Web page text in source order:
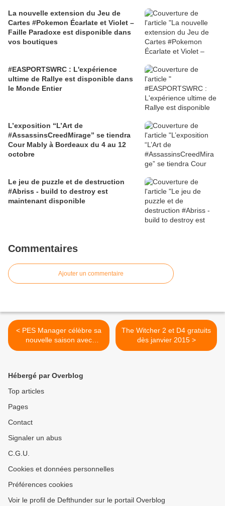
La nouvelle extension du Jeu de
Cartes #Pokemon Écarlate et Violet –
Faille Paradoxe est disponible dans
vos boutiques
#EASPORTSWRC : L'expérience
ultime de Rallye est disponible dans
le Monde Entier
L’exposition “L’Art de
#AssassinsCreedMirage” se tiendra
Cour Mably à Bordeaux du 4 au 12
octobre
Le jeu de puzzle et de destruction
#Abriss - build to destroy est
maintenant disponible
Commentaires
Ajouter un commentaire
< PES Manager célèbre sa
nouvelle saison avec
l'arrivée de 1500 nouveaux
The Witcher 2 et D4 gratuits
dès janvier 2015 >
Hébergé par Overblog
Top articles
Pages
Contact
Signaler un abus
C.G.U.
Cookies et données personnelles
Préférences cookies
Voir le profil de Defthunder sur le portail Overblog